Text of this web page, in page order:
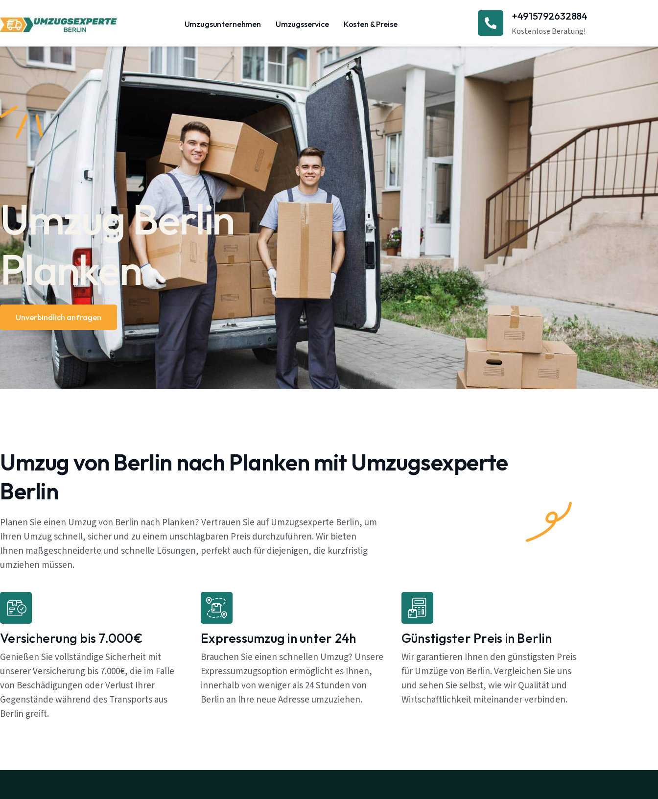
Umzugsunternehmen Umzugsservice Kosten & Preise
+4915792632884
Kostenlose Beratung!
Umzug Berlin
Planken
Unverbindlich anfragen
Umzug von Berlin nach Planken mit Umzugsexperte
Berlin
Planen Sie einen Umzug von Berlin nach Planken? Vertrauen Sie auf Umzugsexperte Berlin, um
Ihren Umzug schnell, sicher und zu einem unschlagbaren Preis durchzuführen. Wir bieten
Ihnen maßgeschneiderte und schnelle Lösungen, perfekt auch für diejenigen, die kurzfristig
umziehen müssen.
Versicherung bis 7.000€
Genießen Sie vollständige Sicherheit mit
unserer Versicherung bis 7.000€, die im Falle
von Beschädigungen oder Verlust Ihrer
Gegenstände während des Transports aus
Berlin greift.
Expressumzug in unter 24h
Brauchen Sie einen schnellen Umzug? Unsere
Expressumzugsoption ermöglicht es Ihnen,
innerhalb von weniger als 24 Stunden von
Berlin an Ihre neue Adresse umzuziehen.
Günstigster Preis in Berlin
Wir garantieren Ihnen den günstigsten Preis
für Umzüge von Berlin. Vergleichen Sie uns
und sehen Sie selbst, wie wir Qualität und
Wirtschaftlichkeit miteinander verbinden.